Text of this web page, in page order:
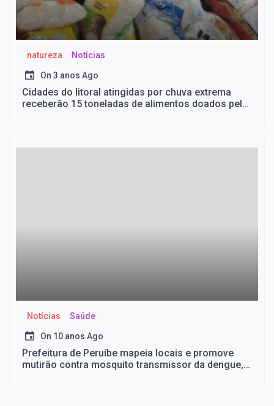
natureza Notícias
On 3 anos Ago
Cidades do litoral atingidas por chuva extrema
receberão 15 toneladas de alimentos doados pela
Notícias Saúde
On 10 anos Ago
Prefeitura de Peruíbe mapeia locais e promove
mutirão contra mosquito transmissor da dengue,